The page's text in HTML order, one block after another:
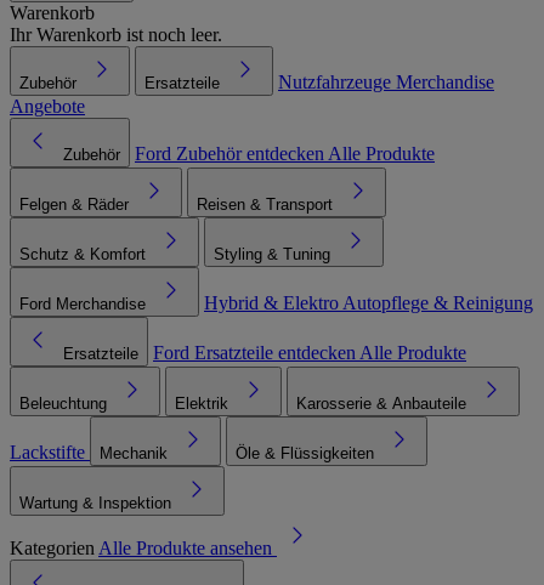
Warenkorb
Ihr Warenkorb ist noch leer.
Zubehör Ersatzteile Nutzfahrzeuge Merchandise
Angebote
Zubehör Ford Zubehör entdecken Alle Produkte
Felgen & Räder Reisen & Transport
Schutz & Komfort Styling & Tuning
Ford Merchandise Hybrid & Elektro Autopflege & Reinigung
Ersatzteile Ford Ersatzteile entdecken Alle Produkte
Beleuchtung Elektrik Karosserie & Anbauteile
Lackstifte Mechanik Öle & Flüssigkeiten
Wartung & Inspektion
Kategorien Alle Produkte ansehen